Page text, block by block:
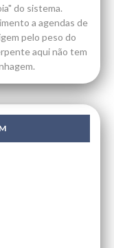
do sistema.
a agendas de
pelo peso do
aqui não tem